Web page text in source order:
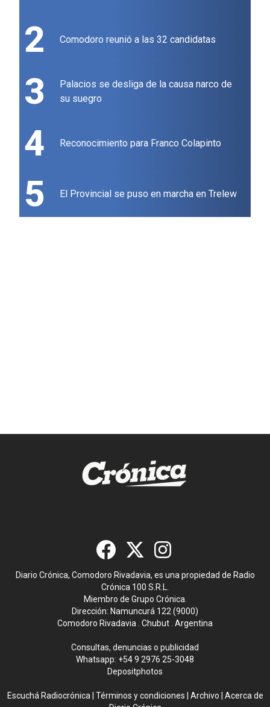
2 Comodoro reunió a las 32 candidatas
3
Palacios se desliga de la causa narco de
su suegro
4 Reconocimiento para Franco Colapinto
5 El Provincial se puso en marcha en Trelew
Diario Crónica, Comodoro Rivadavia, es una propiedad de Radio
Crónica 100 S.R.L.
Miembro de Grupo Crónica.
Dirección: Namuncurá 122 (9000)
Comodoro Rivadavia . Chubut . Argentina
Consultas, denuncias o publicidad
Whatsapp: +54 9 2976 25-3048
Depositphotos
Escuchá Radiocrónica| Términos y condiciones Archivo
Acerca de